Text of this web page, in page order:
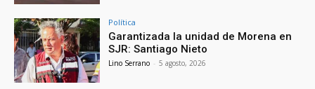
Política
Garantizada la unidad de Morena en
SJR: Santiago Nieto
Lino Serrano - 5 agosto, 2026